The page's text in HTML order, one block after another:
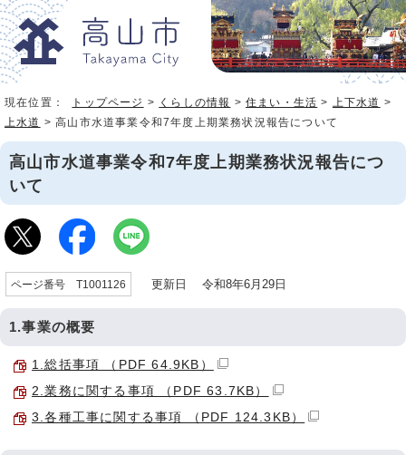
現在位置： トップページ > くらしの情報 >住まい・生活 > 上下水道 >
上水道 > 高山市水道事業令和7年度上期業務状況報告について
高山市水道事業令和7年度上期業務状況報告につ
いて
ページ番号 T1001126 更新日 令和8年6月29日
1.事業の概要
1.総括事項 （PDF 64.9KB）
2.業務に関する事項 （PDF 63.7KB）
3.各種工事に関する事項 （PDF 124.3KB）